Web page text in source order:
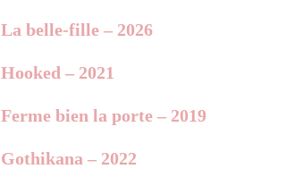
La belle-fille – 2026
Hooked – 2021
Ferme bien la porte – 2019
Gothikana – 2022